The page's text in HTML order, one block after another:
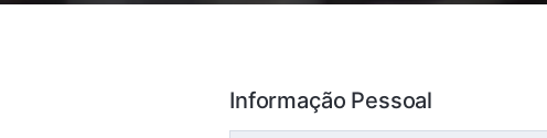
Informação Pessoal